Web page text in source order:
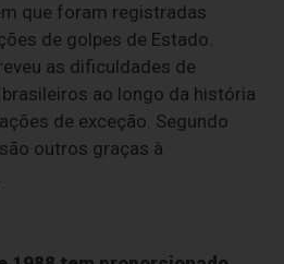
que foram registradas
de golpes de Estado.
as dificuldades de
ao longo da história
de exceção. Segundo
outros graças à